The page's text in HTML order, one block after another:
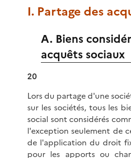
I. Partage des
A. Biens
acquêts sociaux
20
Lors du partage d'une
sur les sociétés, tous les
social sont considérés
l'exception seulement de
de l'application du droit
pour les apports ou